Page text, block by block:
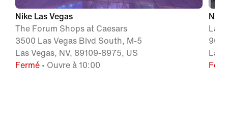
Nike Las Vegas
The Forum Shops at Caesars
3500 Las Vegas Blvd South, M-5
Las Vegas, NV, 89109-8975, US
Fermé • Ouvre à 10:00
Las
905
Las